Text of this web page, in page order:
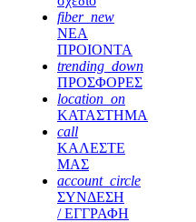
fiber_new
ΝΕΑ
ΠΡΟΙΟΝΤΑ
trending_down
ΠΡΟΣΦΟΡΕΣ
location_on
ΚΑΤΑΣΤΗΜΑ
call
ΚΑΛΕΣΤΕ
ΜΑΣ
account_circle
ΣΥΝΔΕΣΗ
/ ΕΓΓΡΑΦΗ